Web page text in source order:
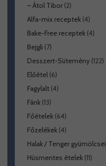
– Átol Tibor(2)
Alfa-mix receptek(4)
Bake-Free receptek(4)
Bejgli (7)
Desszert-Sütemény(122)
Előétel(6)
Fagylalt(4)
Fánk(13)
Főételek(64)
Főzelékek(4)
Halak / Tenger gyümölcsei
Húsmentes ételek(11)